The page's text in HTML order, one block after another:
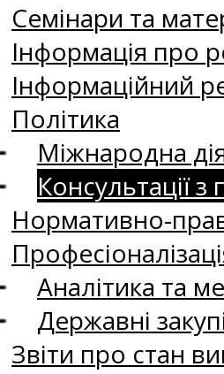
Семінари та
Інформація про
Інформаційний
Політика
Міжнародна
Консультації з
Нормативно-
Аналітика та
Державні
Звіти про стан